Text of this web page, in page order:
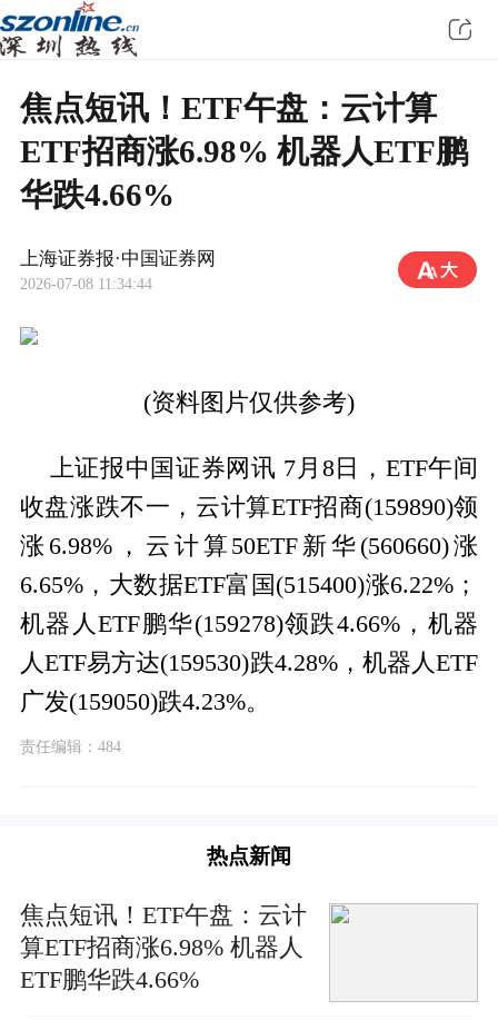
焦点短讯！ETF午盘：云计算
ETF招商涨6.98% 机器人ETF鹏
华跌4.66%
上海证券报·中国证券网
2026-07-08 11:34:44
(资料图片仅供参考)
上证报中国证券网讯 7月8日，ETF午间
收盘涨跌不一，云计算ETF招商(159890)领
涨6.98%，云计算50ETF新华(560660)涨
6.65%，大数据ETF富国(515400)涨6.22%；
机器人ETF鹏华(159278)领跌4.66%，机器
人ETF易方达(159530)跌4.28%，机器人ETF
广发(159050)跌4.23%。
责任编辑：484
热点新闻
焦点短讯！ETF午盘：云计
算ETF招商涨6.98% 机器人
ETF鹏华跌4.66%